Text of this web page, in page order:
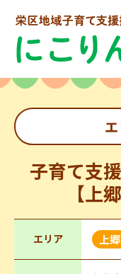
子育て支
【上
エリア 上